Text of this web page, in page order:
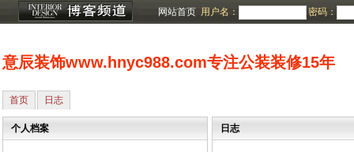
网站首页 用户名： 密码：
意辰装饰www.hnyc988.com专注公装装修15年
首页 日志
个人档案 日志